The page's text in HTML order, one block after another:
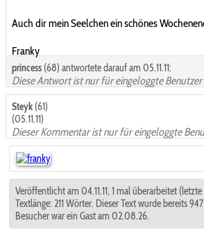
Auch dir mein Seelchen ein schönes
Franky
princess (68) antwortete darauf am 05.11.11:
Diese Antwort ist nur für eingeloggte
Steyk (61)
(05.11.11)
Dieser Kommentar ist nur für eingeloggte
Veröffentlicht am 04.11.11, 1 mal überarbeitet (letzte
Textlänge: 211 Wörter. Dieser Text wurde bereits
Besucher war ein Gast am 02.08.26.